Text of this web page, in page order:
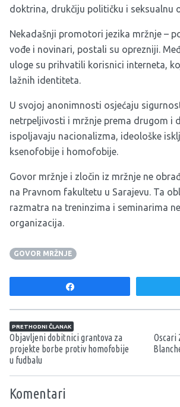
doktrina, drukčiju političku i seksualnu
Nekadašnji promotori jezika mržnje –
vođe i novinari, postali su oprezniji.
uloge su prihvatili korisnici interneta,
lažnih identiteta.
U svojoj anonimnosti osjećaju
netrpeljivosti i mržnje prema drugom i
ispoljavaju nacionalizma, ideološke
ksenofobije i homofobije.
Govor mržnje i zločin iz mržnje ne
na Pravnom fakultetu u Sarajevu. Ta
razmatra na treninzima i seminarima
organizacija.
GOVOR MRŽNJE
Navigacija članaka
PRETHODNI ČLANAK
Objavljeni dobitnici grantova za
projekte borbe protiv homofobije
u fudbalu
Oscari
Komentari